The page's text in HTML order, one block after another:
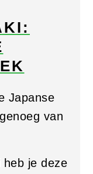
Japanse
van
heb je deze